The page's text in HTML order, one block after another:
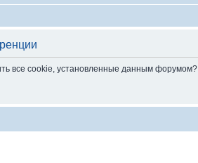
все cookie, установленные данным форумом?